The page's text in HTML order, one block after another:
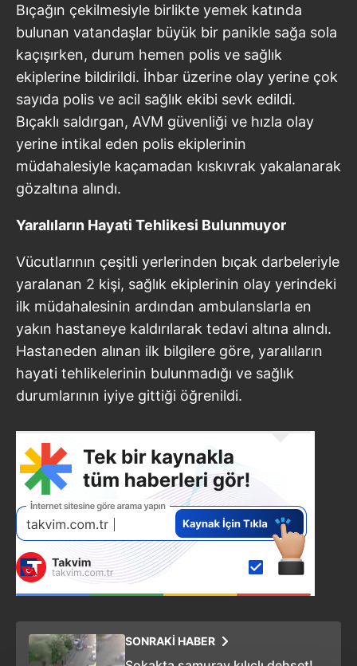
Bıçağın çekilmesiyle birlikte yemek katında
bulunan vatandaşlar büyük bir panikle sağa sola
kaçışırken, durum hemen polis ve sağlık
ekiplerine bildirildi. İhbar üzerine olay yerine çok
sayıda polis ve acil sağlık ekibi sevk edildi.
Bıçaklı saldırgan, AVM güvenliği ve hızla olay
yerine intikal eden polis ekiplerinin
müdahalesiyle kaçamadan kıskıvrak yakalanarak
gözaltına alındı.
Yaralıların Hayati Tehlikesi Bulunmuyor
Vücutlarının çeşitli yerlerinden bıçak darbeleriyle
yaralanan 2 kişi, sağlık ekiplerinin olay yerindeki
ilk müdahalesinin ardından ambulanslarla en
yakın hastaneye kaldırılarak tedavi altına alındı.
Hastaneden alınan ilk bilgilere göre, yaralıların
hayati tehlikelerinin bulunmadığı ve sağlık
durumlarının iyiye gittiği öğrenildi.
SONRAKİ HABER